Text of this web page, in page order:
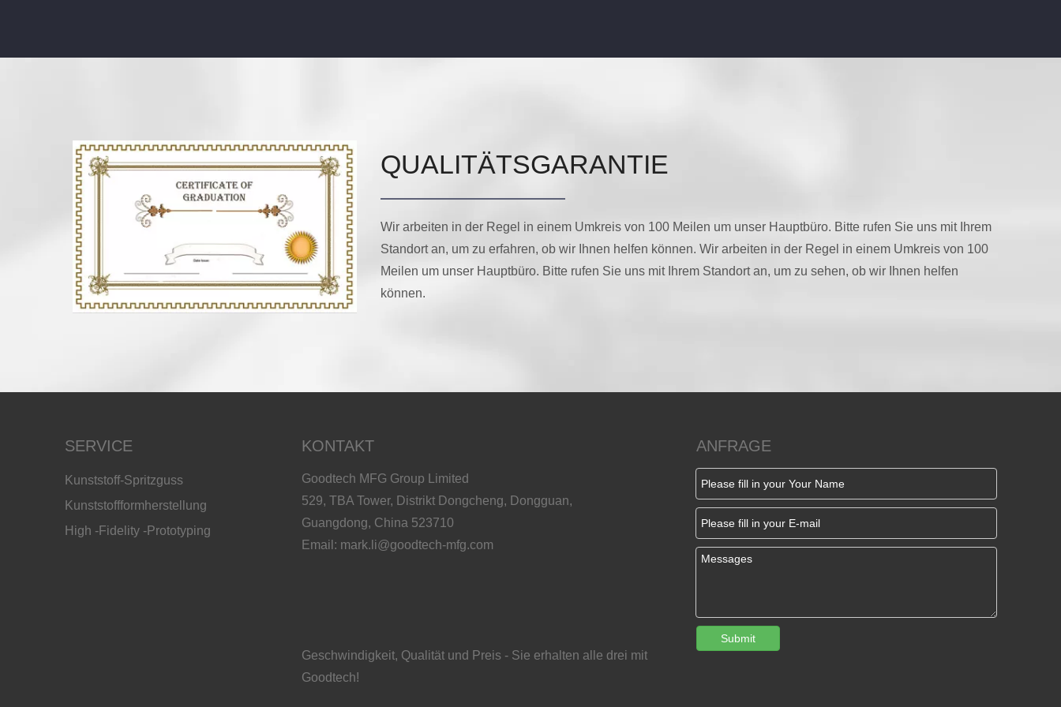
QUALITÄTSGARANTIE
Wir arbeiten in der Regel in einem Umkreis von 100 Meilen um unser Hauptbüro. Bitte rufen Sie uns mit Ihrem
Standort an, um zu erfahren, ob wir Ihnen helfen können. Wir arbeiten in der Regel in einem Umkreis von 100
Meilen um unser Hauptbüro. Bitte rufen Sie uns mit Ihrem Standort an, um zu sehen, ob wir Ihnen helfen
können.
SERVICE
Kunststoff-Spritzguss
Kunststoffformherstellung
High -Fidelity -Prototyping
KONTAKT
Goodtech MFG Group Limited
529, TBA Tower, Distrikt Dongcheng, Dongguan,
Guangdong, China 523710
Email: mark.li@goodtech-mfg.com
Geschwindigkeit, Qualität und Preis - Sie erhalten alle drei mit
Goodtech!
ANFRAGE
Submit